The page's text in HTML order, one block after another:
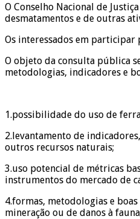
O Conselho Nacional de
desmatamentos e de outras
Os interessados em participar
O objeto da consulta pública
metodologias, indicadores e
1.possibilidade do uso de
2.levantamento de
outros recursos naturais;
3.uso potencial de métricas
instrumentos do mercado de
4.formas, metodologias e
mineração ou de danos à